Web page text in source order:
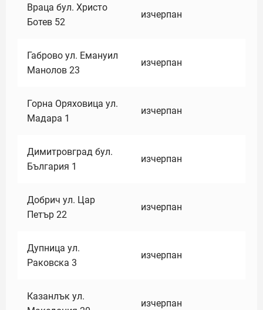
Враца бул. Христо
Ботев 52
изчерпан
Габрово ул. Емануил
Манолов 23
изчерпан
Горна Оряховица ул.
Мадара 1
изчерпан
Димитровград бул.
България 1
изчерпан
Добрич ул. Цар
Петър 22
изчерпан
Дупница ул.
Раковска 3
изчерпан
Казанлък ул.
изчерпан